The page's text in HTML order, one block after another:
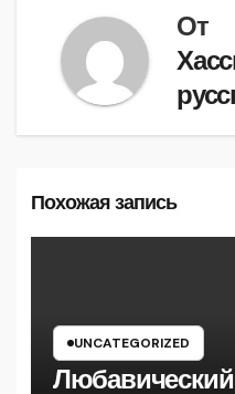
От
Похожая запись
UNCATEGORIZED